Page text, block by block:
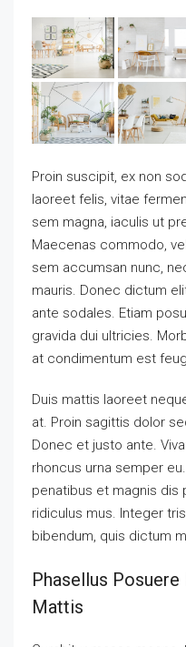
Proin suscipit, ex non
laoreet felis, vitae
sem magna, iaculis ut
Maecenas commodo,
sem accumsan nunc,
mauris. Donec dictum
ante sodales. Etiam
gravida dui ultricies.
at condimentum est
Duis mattis laoreet
at. Proin sagittis dolor
Donec et justo ante.
rhoncus urna semper
penatibus et magnis dis
ridiculus mus. Integer
bibendum, quis dictum
Phasellus
Mattis